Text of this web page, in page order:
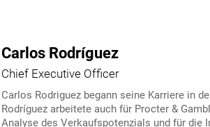
Carlos Rodríguez
Chief Executive Officer
Carlos Rodriguez begann seine Karriere in
Rodríguez arbeitete auch für Procter &
Analyse des Verkaufspotenzials und für die